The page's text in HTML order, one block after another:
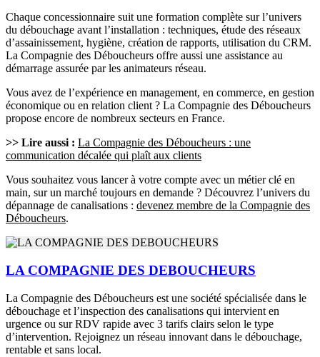
Chaque concessionnaire suit une formation complète sur l’univers
du débouchage avant l’installation : techniques, étude des réseaux
d’assainissement, hygiène, création de rapports, utilisation du CRM.
La Compagnie des Déboucheurs offre aussi une assistance au
démarrage assurée par les animateurs réseau.
Vous avez de l’expérience en management, en commerce, en gestion
économique ou en relation client ? La Compagnie des Déboucheurs
propose encore de nombreux secteurs en France.
>> Lire aussi : La Compagnie des Déboucheurs : une
communication décalée qui plaît aux clients
Vous souhaitez vous lancer à votre compte avec un métier clé en
main, sur un marché toujours en demande ? Découvrez l’univers du
dépannage de canalisations : devenez membre de la Compagnie des
Déboucheurs.
LA COMPAGNIE DES DEBOUCHEURS
La Compagnie des Déboucheurs est une société spécialisée dans le
débouchage et l’inspection des canalisations qui intervient en
urgence ou sur RDV rapide avec 3 tarifs clairs selon le type
d’intervention. Rejoignez un réseau innovant dans le débouchage,
rentable et sans local.